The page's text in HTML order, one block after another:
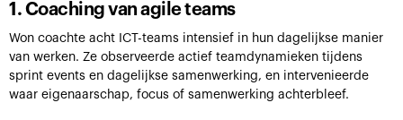
1. Coaching van agile teams
Won coachte acht ICT-teams intensief in hun dagelijkse manier
van werken. Ze observeerde actief teamdynamieken tijdens
sprint events en dagelijkse samenwerking, en intervenieerde
waar eigenaarschap, focus of samenwerking achterbleef.